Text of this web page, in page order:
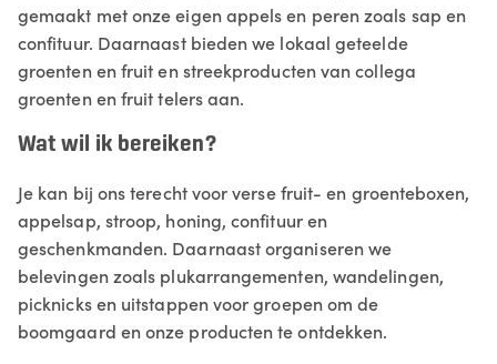
gemaakt met onze eigen appels en peren zoals sap en
confituur. Daarnaast bieden we lokaal geteelde
groenten en fruit en streekproducten van collega
groenten en fruit telers aan.
Wat wil ik bereiken?
Je kan bij ons terecht voor verse fruit- en groenteboxen,
appelsap, stroop, honing, confituur en
geschenkmanden. Daarnaast organiseren we
belevingen zoals plukarrangementen, wandelingen,
picknicks en uitstappen voor groepen om de
boomgaard en onze producten te ontdekken.